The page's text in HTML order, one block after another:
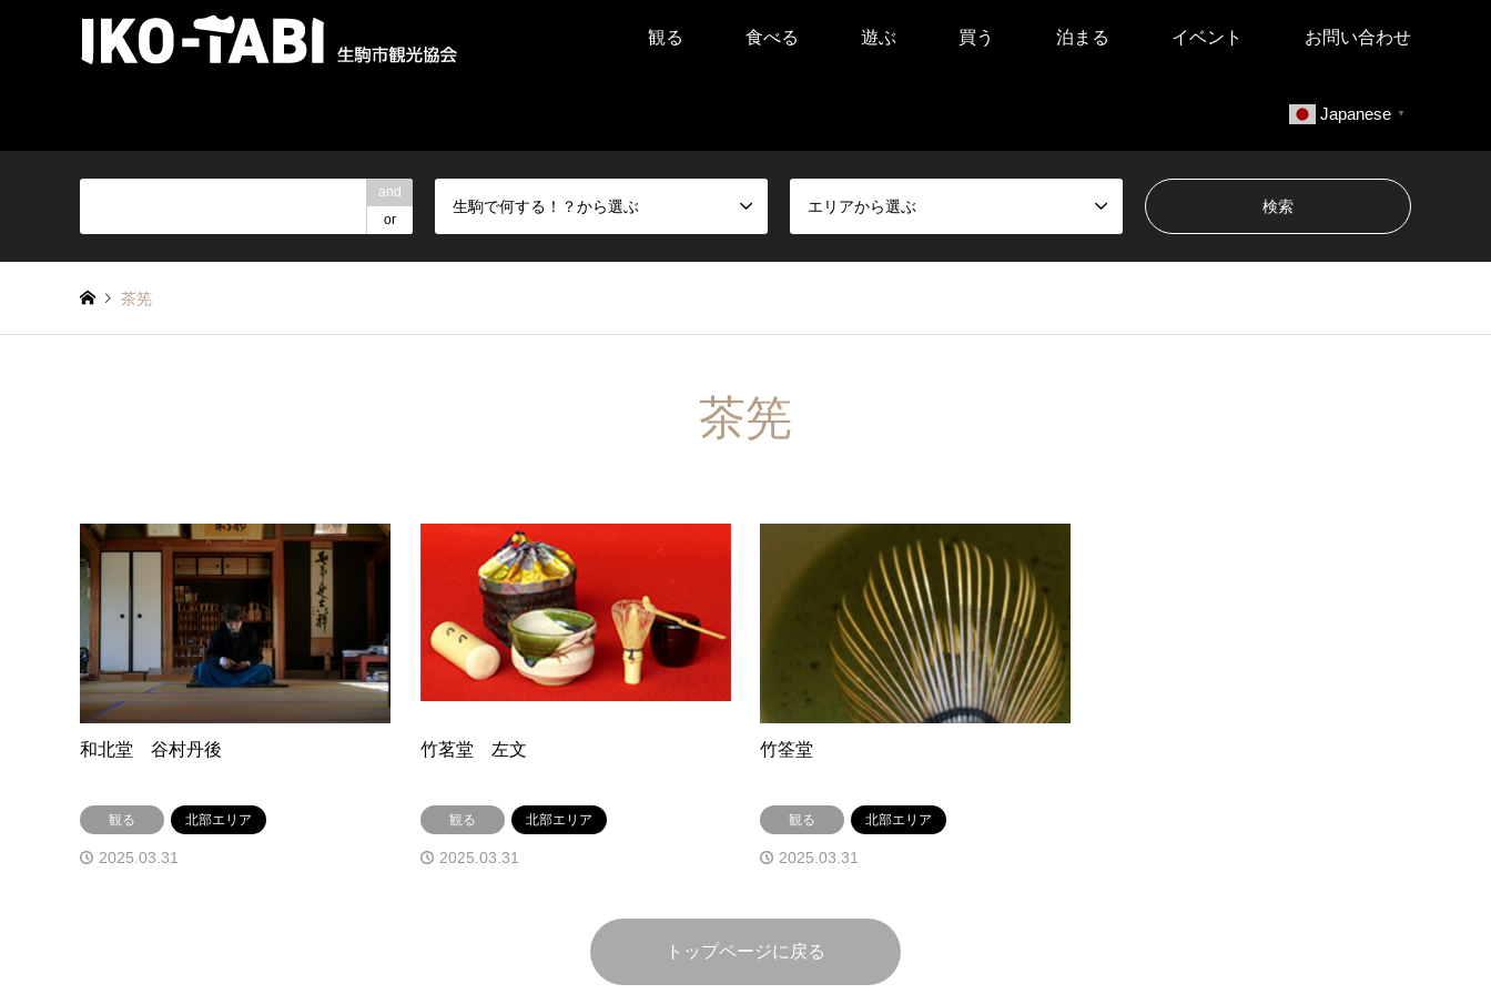
観る 食べる 遊ぶ 買う 泊まる イベント お問い合わせ
Japanese ▼
and
or
生駒で何する！？から選ぶ エリアから選ぶ
茶筅
茶筅
和北堂 谷村丹後
観る 北部エリア
2025.03.31
竹茗堂 左文
観る 北部エリア
2025.03.31
竹筌堂
観る 北部エリア
2025.03.31
トップページに戻る